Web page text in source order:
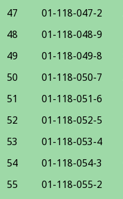
47
01-118-047-2
48
01-118-048-9
49
01-118-049-8
50
01-118-050-7
51
01-118-051-6
52
01-118-052-5
53
01-118-053-4
54
01-118-054-3
55
01-118-055-2